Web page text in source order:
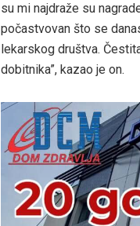
su mi najdraže su
počastvovan što se
lekarskog društva.
dobitnika”, kazao je on.